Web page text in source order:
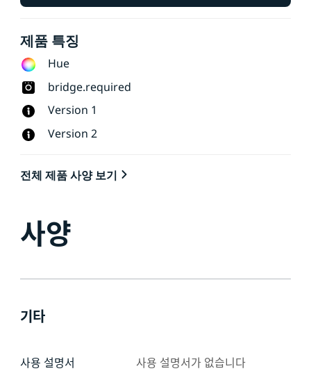
제품 특징
Hue
bridge.required
Version 1
Version 2
전체 제품 사양 보기
사양
기타
사용 설명서 사용 설명서가 없습니다